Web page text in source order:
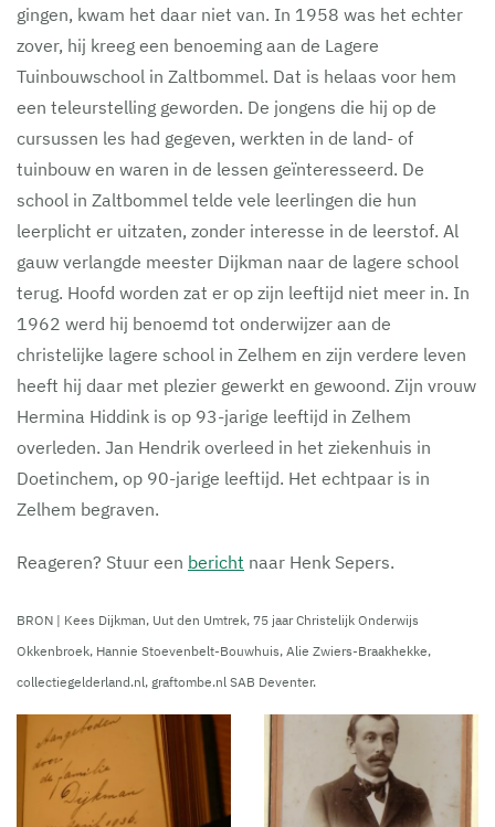
gingen, kwam het daar niet van. In 1958 was het echter
zover, hij kreeg een benoeming aan de Lagere
Tuinbouwschool in Zaltbommel. Dat is helaas voor hem
een teleurstelling geworden. De jongens die hij op de
cursussen les had gegeven, werkten in de land- of
tuinbouw en waren in de lessen geïnteresseerd. De
school in Zaltbommel telde vele leerlingen die hun
leerplicht er uitzaten, zonder interesse in de leerstof. Al
gauw verlangde meester Dijkman naar de lagere school
terug. Hoofd worden zat er op zijn leeftijd niet meer in. In
1962 werd hij benoemd tot onderwijzer aan de
christelijke lagere school in Zelhem en zijn verdere leven
heeft hij daar met plezier gewerkt en gewoond. Zijn vrouw
Hermina Hiddink is op 93-jarige leeftijd in Zelhem
overleden. Jan Hendrik overleed in het ziekenhuis in
Doetinchem, op 90-jarige leeftijd. Het echtpaar is in
Zelhem begraven.
Reageren? Stuur een bericht naar Henk Sepers.
BRON | Kees Dijkman, Uut den Umtrek, 75 jaar Christelijk Onderwijs
Okkenbroek, Hannie Stoevenbelt-Bouwhuis, Alie Zwiers-Braakhekke,
collectiegelderland.nl, graftombe.nl SAB Deventer.